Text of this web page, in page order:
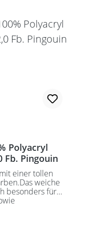
Polyacryl
12,0 Fb. Pingouin
einer tollen
weiche
besonders für
- sehr